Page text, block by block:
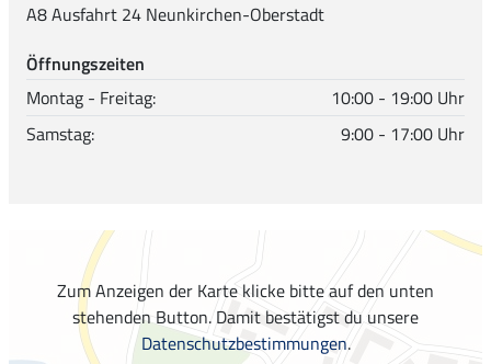
A8 Ausfahrt 24 Neunkirchen-Oberstadt
Öffnungszeiten
Montag - Freitag:
10:00 - 19:00 Uhr
Samstag:
9:00 - 17:00 Uhr
Zum Anzeigen der Karte klicke bitte auf den unten
stehenden Button. Damit bestätigst du unsere
Datenschutzbestimmungen.